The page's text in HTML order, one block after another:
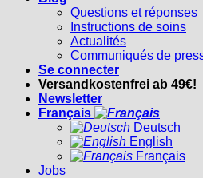
Questions et réponses
Instructions de soins
Actualités
Communiqués de
Se connecter
Versandkostenfrei ab 49€!
Newsletter
Français
Deutsch
English
Français
Jobs